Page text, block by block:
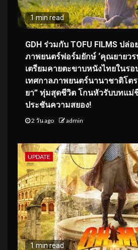
1 min read
GDH ร่วมกับ TOFU FILMS ปล่
ภาพยนตร์ฟอร์มยักษ์ ‘คุณยายวร
เตรียมคายตะขาบหนังไทยในร
เทศกาลภาพยนตร์นานาชาติโต
ยา” ทุ่มสุดชีวิต โกนหัวรับบทแ
ประชันความสยอง!
2 วัน ago admin
UPDATE
1 min read